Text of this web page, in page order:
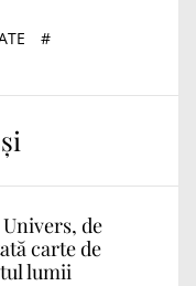
#
de
carte de
lumii